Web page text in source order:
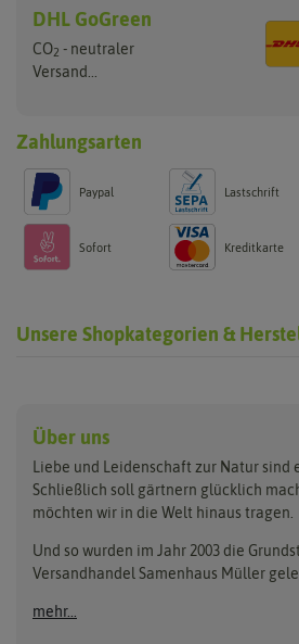
DHL GoGreen
CO2 - neutraler
Versand...
Zahlungsarten
Paypal Lastschrift
Sofort Kreditkarte
Unsere Shopkategorien &
Anzuchtschalen
Erdbeertürme
Folien, Vliese und Netze
Gartengeräte
Nützlinge & Nisthilfen
Benary
Buzzy Seeds
Clever Pots
Dürr-Samen
Über uns
Liebe und Leidenschaft zur Natur sind
Schließlich soll gärtnern glücklich
möchten wir in die Welt hinaus tragen.
Und so wurden im Jahr 2003 die
Versandhandel Samenhaus Müller
mehr...